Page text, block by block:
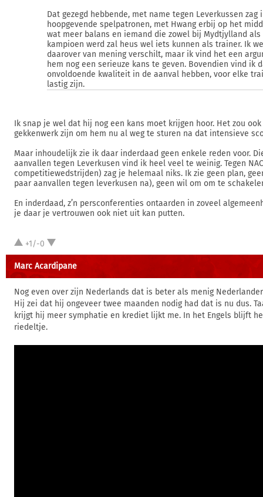
Dat gezegd hebbende, met name tegen Leverkussen zag
hoopgevende spelpatronen, met Hwang erbij op het
wat meer balans en iemand die zowel bij Mydtjylland als
kampioen werd zal heus wel iets kunnen als trainer. Ik
daarover van mening verschilt, maar ik vind het een
hem nog een serieuze kans te geven. Bovendien vind ik
onvoldoende kwaliteit in de aanval hebben, voor elke
lastig zijn.
Ik snap je wel dat hij nog een kans moet krijgen hoor. Het zou
gekkenwerk zijn om hem nu al weg te sturen na dat intensieve
Maar inhoudelijk zie ik daar inderdaad geen enkele reden voor.
aanvallen tegen Leverkusen vind ik heel veel te weinig. Tegen
competitiewedstrijden) zag je helemaal niks. Ik zie geen plan,
paar aanvallen tegen leverkusen na), geen wil om om te
En inderdaad, z’n persconferenties ontaarden in zoveel
je daar je vertrouwen ook niet uit kan putten.
+1/-0
Marc Acardipane
Nog even over zijn Nederlands dat is beter als menig
Hij zei dat hij ongeveer twee maanden nodig had dat is nu dus.
krijgt hij meer symphatie en krediet lijkt me. In het Engels blijft
riedeltje.